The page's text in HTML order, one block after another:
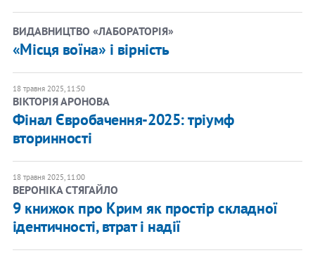
ВИДАВНИЦТВО «ЛАБОРАТОРІЯ»
«Місця воїна» і вірність
18 травня 2025, 11:50
ВІКТОРІЯ АРОНОВА
Фінал Євробачення-2025: тріумф
вторинності
18 травня 2025, 11:00
ВЕРОНІКА СТЯГАЙЛО
9 книжок про Крим як простір складної
ідентичності, втрат і надії